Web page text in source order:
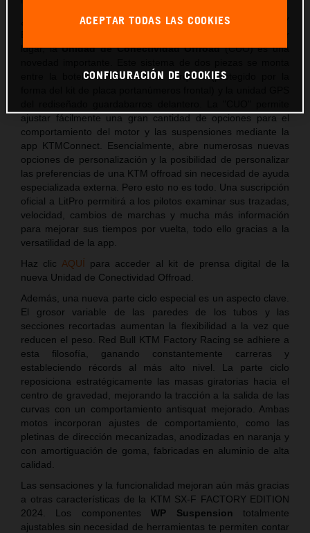
¿Qué te ofrecen las nuevas KTM 250 SX-F FACTORY
lugar, laUnidad de Conectividad Offroad(CUO) es una
entre la botella derecha de la horquilla (protegido por la
ajustar fácilmente una gran cantidad de opciones para el
comportamiento del motor y las suspensiones mediante la
app KTMConnect. Esencialmente, abre numerosas nuevas
opciones de personalización y la posibilidad de personalizar
las preferencias de una KTM offroad sin necesidad de ayuda
especializada externa. Pero esto no es todo. Una suscripción
oficial a LitPro permitirá a los pilotos examinar sus trazadas,
velocidad, cambios de marchas y mucha más información
para mejorar sus tiempos por vuelta, todo ello gracias a la
versatilidad de la app.
Haz clic AQUÍ para acceder al kit de prensa digital de la
nueva Unidad de Conectividad Offroad.
Además, una nueva parte ciclo especial es un aspecto clave.
El grosor variable de las paredes de los tubos y las
secciones recortadas aumentan la flexibilidad a la vez que
reducen el peso. Red Bull KTM Factory Racing se adhiere a
esta filosofía, ganando constantemente carreras y
estableciendo récords al más alto nivel. La parte ciclo
reposiciona estratégicamente las masas giratorias hacia el
centro de gravedad, mejorando la tracción a la salida de las
curvas con un comportamiento antisquat mejorado. Ambas
motos incorporan ajustes de comportamiento, como las
pletinas de dirección mecanizadas, anodizadas en naranja y
con amortiguación de goma, fabricadas en aluminio de alta
calidad.
Las sensaciones y la funcionalidad mejoran aún más gracias
a otras características de la KTM SX-F FACTORY EDITION
2024. Los componentesWP Suspension totalmente
ajustables sin necesidad de herramientas te permiten contar
ACEPTAR TODAS LAS COOKIES
CONFIGURACIÓN DE COOKIES